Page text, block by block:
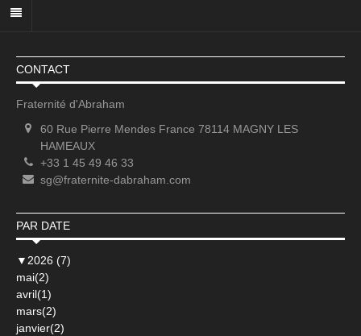
CONTACT
Fraternité d'Abraham
60 Rue Pierre Mendes France 78114 MAGNY LES
HAMEAUX
+33 1 45 49 46 33
sg@fraternite-dabraham.com
PAR DATE
▼ 2026 (7)
mai(2)
avril(1)
mars(2)
janvier(2)